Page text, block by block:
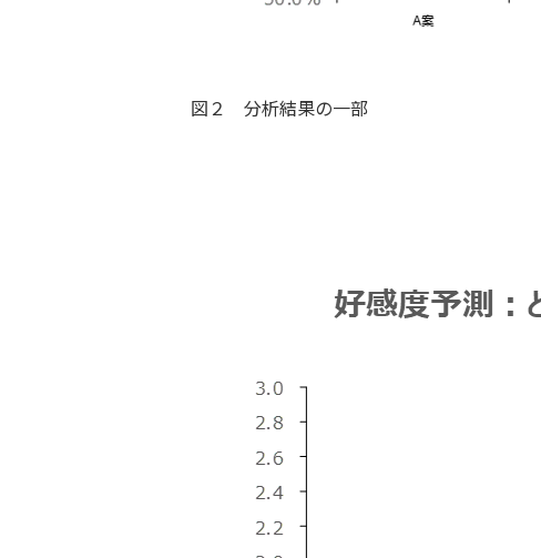
図２ 分析結果の一部